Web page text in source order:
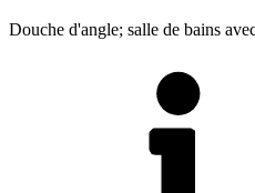
Douche d'angle; salle de bains